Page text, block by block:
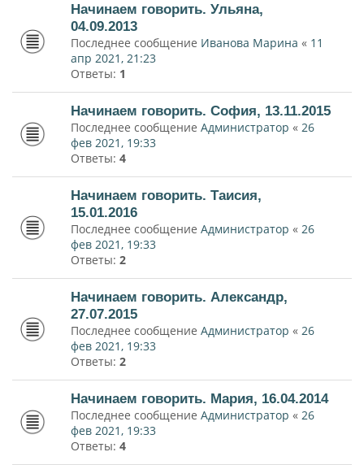
Начинаем говорить. Ульяна,
04.09.2013
Последнее сообщение Иванова Марина « 11
апр 2021, 21:23
Ответы: 1
Начинаем говорить. София, 13.11.2015
Последнее сообщение Администратор « 26
фев 2021, 19:33
Ответы: 4
Начинаем говорить. Таисия,
15.01.2016
Последнее сообщение Администратор « 26
фев 2021, 19:33
Ответы: 2
Начинаем говорить. Александр,
27.07.2015
Последнее сообщение Администратор « 26
фев 2021, 19:33
Ответы: 2
Начинаем говорить. Мария, 16.04.2014
Последнее сообщение Администратор « 26
фев 2021, 19:33
Ответы: 4